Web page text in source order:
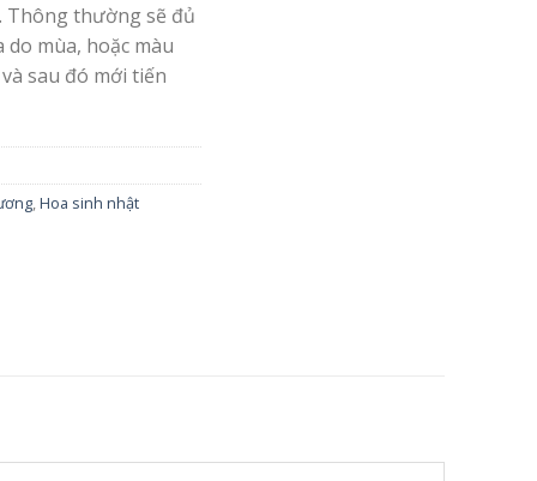
Thông thường sẽ đủ
mùa, hoặc màu
sau đó mới tiến
,Hoa sinh nhật